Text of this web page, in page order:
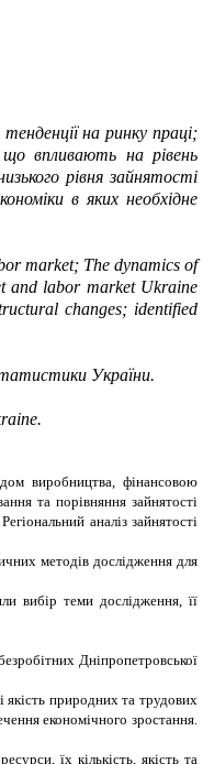
на ринку праці;
що впливають на рівень
рівня зайнятості
в яких необхідне
market; The dynamics of
and labor market Ukraine
changes; identified
України.
виробництва, фінансовою
та порівняння зайнятості
аналіз зайнятості
методів дослідження для
вибір теми дослідження, її
Дніпропетровської
якість природних та трудових
економічного зростання.
їх кількість, якість та